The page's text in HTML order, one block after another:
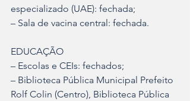
especializado (UAE): fechada;
– Sala de vacina central: fechada.
EDUCAÇÃO
– Escolas e CEIs: fechados;
– Biblioteca Pública Municipal Prefeito
Rolf Colin (Centro), Biblioteca Pública